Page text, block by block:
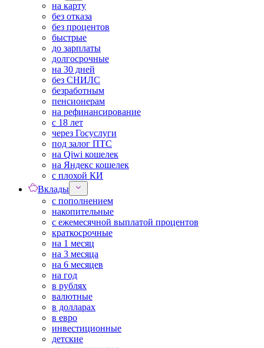
на карту
без отказа
без процентов
быстрые
до зарплаты
долгосрочные
на 30 дней
без СНИЛС
безработным
пенсионерам
на рефинансирование
с 18 лет
через Госуслуги
под залог ПТС
на Qiwi кошелек
на Яндекс кошелек
с плохой КИ
Вклады
с пополнением
накопительные
с ежемесячной выплатой процентов
краткосрочные
на 1 месяц
на 3 месяца
на 6 месяцев
на год
в рублях
валютные
в долларах
в евро
инвестиционные
детские